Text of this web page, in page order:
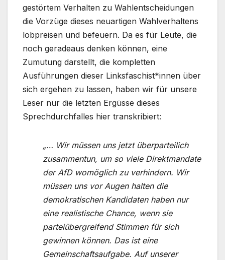
gestörtem Verhalten zu Wahlentscheidungen
die Vorzüge dieses neuartigen Wahlverhaltens
lobpreisen und befeuern. Da es für Leute, die
noch geradeaus denken können, eine
Zumutung darstellt, die kompletten
Ausführungen dieser Linksfaschist*innen über
sich ergehen zu lassen, haben wir für unsere
Leser nur die letzten Ergüsse dieses
Sprechdurchfalles hier transkribiert:
„… Wir müssen uns jetzt überparteilich
zusammentun, um so viele Direktmandate
der AfD womöglich zu verhindern. Wir
müssen uns vor Augen halten die
demokratischen Kandidaten haben nur
eine realistische Chance, wenn sie
parteiübergreifend Stimmen für sich
gewinnen können. Das ist eine
Gemeinschaftsaufgabe. Auf unserer